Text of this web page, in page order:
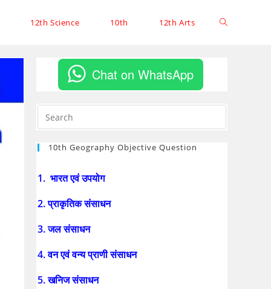
12th Science 10th 12th Arts
Chat on WhatsApp
10th Geography Objective Question
1. भारत एवं उपयोग
2. प्राकृतिक संसाधन
3. जल संसाधन
4. वन एवं वन्य प्राणी संसाधन
5. खनिज संसाधन